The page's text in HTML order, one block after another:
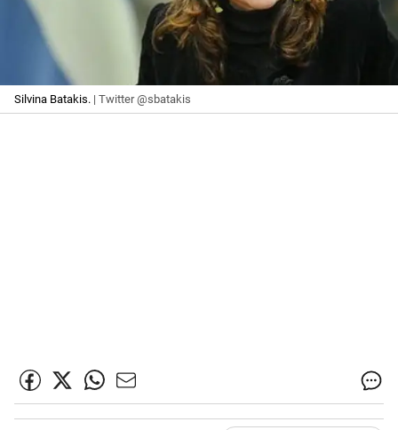
Silvina Batakis. | Twitter @sbatakis